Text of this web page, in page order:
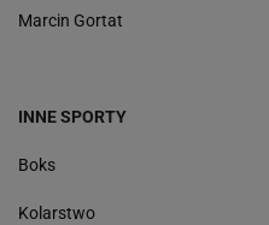
Marcin Gortat
INNE SPORTY
Boks
Kolarstwo